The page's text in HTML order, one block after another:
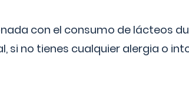
con el consumo de lácteos
si no tienes cualquier alergia o